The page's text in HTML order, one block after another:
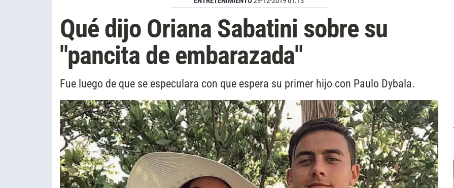
Qué dijo Oriana Sabatini sobre su
"pancita de embarazada"
Fue luego de que se especulara con que espera su primer hijo con Paulo Dybala.